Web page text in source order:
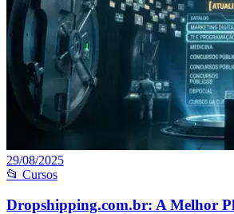
29/08/2025
📂 Cursos
Dropshipping.com.br: A Melhor